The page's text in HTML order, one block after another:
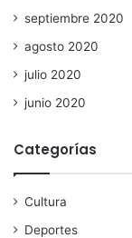
septiembre 2020
agosto 2020
julio 2020
junio 2020
Categorías
Cultura
Deportes